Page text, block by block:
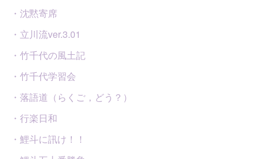
・沈黙寄席
・立川流ver.3.01
・竹千代の風土記
・竹千代学習会
・落語道（らくご，どう？）
・行楽日和
・鯉斗に訊け！！